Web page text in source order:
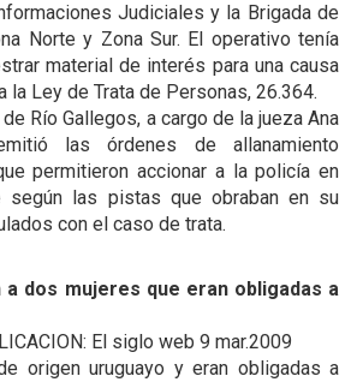
Judiciales y la Brigada de
Norte y Zona Sur. El operativo tenía
material de interés para una causa
la Ley de Trata de Personas, 26.364.
Río Gallegos, a cargo de la jueza Ana
las órdenes de allanamiento
permitieron accionar a la policía en
según las pistas que obraban en su
con el caso de trata.
a dos mujeres que eran obligadas a
El siglo web 9 mar.2009
origen uruguayo y eran obligadas a